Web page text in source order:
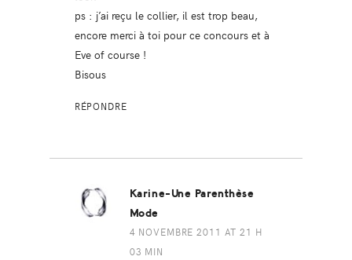
ps : j’ai reçu le collier, il est trop beau,
encore merci à toi pour ce concours et à
Eve of course !
Bisous
RÉPONDRE
Karine-Une Parenthèse
Mode
4 NOVEMBRE 2011 AT 21 H
03 MIN